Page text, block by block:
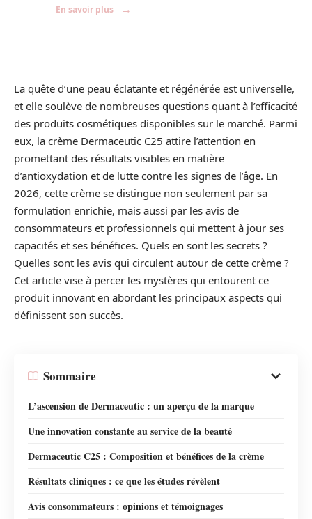
En savoir plus
La quête d’une peau éclatante et régénérée est universelle,
et elle soulève de nombreuses questions quant à l’efficacité
des produits cosmétiques disponibles sur le marché. Parmi
eux, la crème Dermaceutic C25 attire l’attention en
promettant des résultats visibles en matière
d’antioxydation et de lutte contre les signes de l’âge. En
2026, cette crème se distingue non seulement par sa
formulation enrichie, mais aussi par les avis de
consommateurs et professionnels qui mettent à jour ses
capacités et ses bénéfices. Quels en sont les secrets ?
Quelles sont les avis qui circulent autour de cette crème ?
Cet article vise à percer les mystères qui entourent ce
produit innovant en abordant les principaux aspects qui
définissent son succès.
Sommaire
L’ascension de Dermaceutic : un aperçu de la marque
Une innovation constante au service de la beauté
Dermaceutic C25 : Composition et bénéfices de la crème
Résultats cliniques : ce que les études révèlent
Avis consommateurs : opinions et témoignages